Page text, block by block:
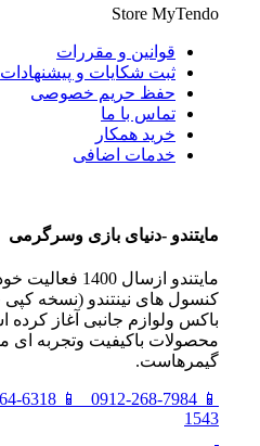
Store MyTendo
قوانین و مقررات
ثبت شکایات و پیشنهادات
حفظ حریم خصوصی
تماس با ما
خرید همکار
خدمات اضافی
مايتندو -دنياى بازى وسرگرمى
مايتندو ازسال
كنسول هاى نينتندو (نسخه
باكس ولوازم جانبى آغاز
محصولات باكيفيت وتجربه اى
گيمرهاست.
📱
0912-268-7984
📱
6318
1543